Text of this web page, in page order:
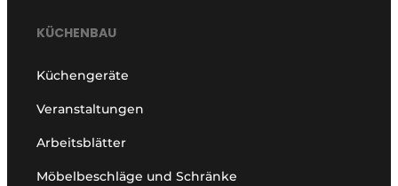
KÜCHENBAU
Küchengeräte
Veranstaltungen
Arbeitsblätter
Möbelbeschläge und Schränke